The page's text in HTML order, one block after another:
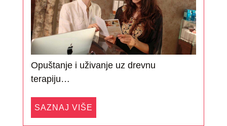
Opuštanje i uživanje uz drevnu
terapiju…
SAZNAJ VIŠE